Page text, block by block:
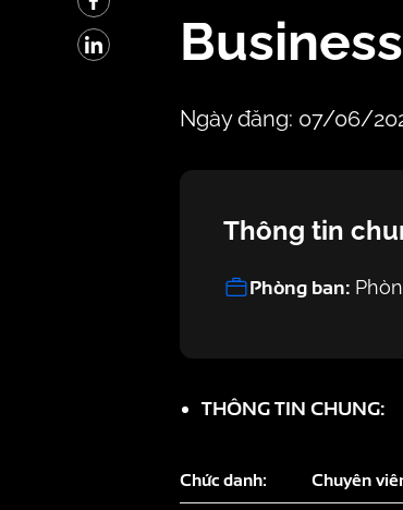
Ngày đăng: 07/06/
Thông tin
Phòng ban:
THÔNG TIN CHUNG:
Chức danh: Chuyên